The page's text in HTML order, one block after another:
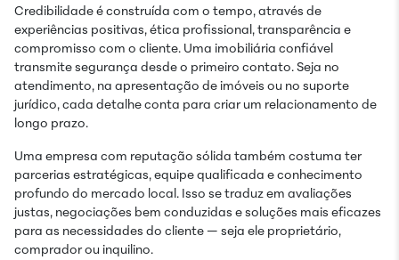
Credibilidade é construída com o tempo, através de
experiências positivas, ética profissional, transparência e
compromisso com o cliente. Uma imobiliária confiável
transmite segurança desde o primeiro contato. Seja no
atendimento, na apresentação de imóveis ou no suporte
jurídico, cada detalhe conta para criar um relacionamento de
longo prazo.
Uma empresa com reputação sólida também costuma ter
parcerias estratégicas, equipe qualificada e conhecimento
profundo do mercado local. Isso se traduz em avaliações
justas, negociações bem conduzidas e soluções mais eficazes
para as necessidades do cliente — seja ele proprietário,
comprador ou inquilino.